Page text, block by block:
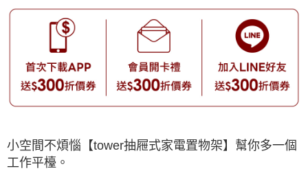
小空間不煩惱【tower抽屜式家電置物架】幫你多一個
工作平檯。